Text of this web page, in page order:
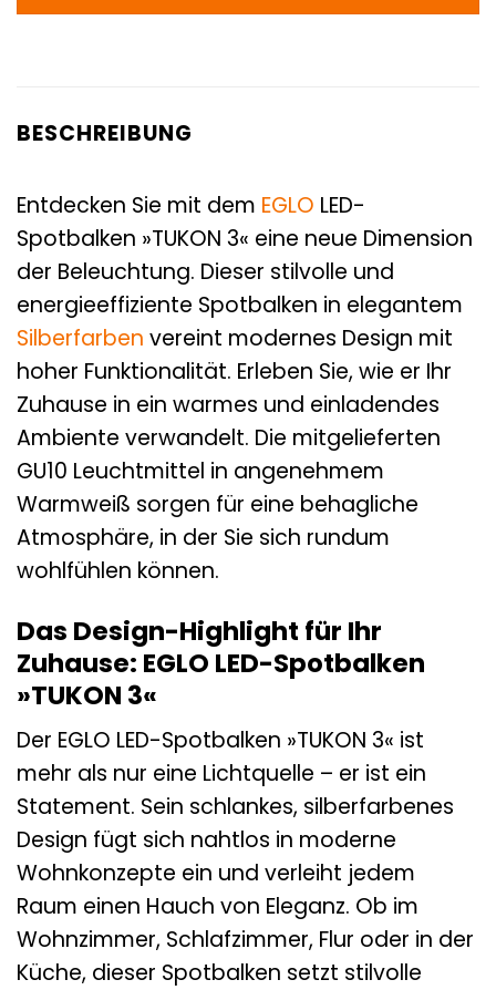
BESCHREIBUNG
Entdecken Sie mit dem EGLO LED-
Spotbalken »TUKON 3« eine neue Dimension
der Beleuchtung. Dieser stilvolle und
energieeffiziente Spotbalken in elegantem
Silberfarben vereint modernes Design mit
hoher Funktionalität. Erleben Sie, wie er Ihr
Zuhause in ein warmes und einladendes
Ambiente verwandelt. Die mitgelieferten
GU10 Leuchtmittel in angenehmem
Warmweiß sorgen für eine behagliche
Atmosphäre, in der Sie sich rundum
wohlfühlen können.
Das Design-Highlight für Ihr
Zuhause: EGLO LED-Spotbalken
»TUKON 3«
Der EGLO LED-Spotbalken »TUKON 3« ist
mehr als nur eine Lichtquelle – er ist ein
Statement. Sein schlankes, silberfarbenes
Design fügt sich nahtlos in moderne
Wohnkonzepte ein und verleiht jedem
Raum einen Hauch von Eleganz. Ob im
Wohnzimmer, Schlafzimmer, Flur oder in der
Küche, dieser Spotbalken setzt stilvolle